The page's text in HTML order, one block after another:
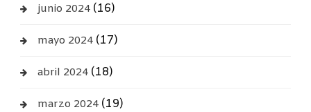
junio 2024(16)
mayo 2024(17)
abril 2024(18)
marzo 2024(19)